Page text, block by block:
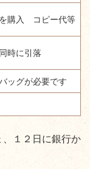
購入 コピー代等
時に引落
ッグが必要です
１２日に銀行か